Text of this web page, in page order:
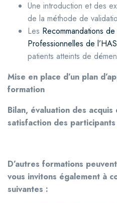
Une introduction et des
de la méthode de
Les Recommandations
Professionnelles de l’HAS
patients atteints de
Mise en place d’un plan
formation
Bilan, évaluation des
satisfaction des participants
D’autres formations
vous invitons également à
suivantes :